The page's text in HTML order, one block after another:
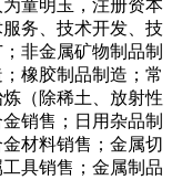
童明玉，注册资本
务、技术开发、技
非金属矿物制品制
橡胶制品制造；常
（除稀土、放射性
销售；日用杂品制
材料销售；金属切
具销售；金属制品